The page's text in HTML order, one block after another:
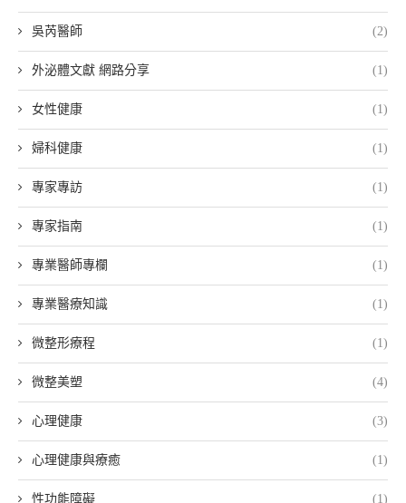
吳芮醫師 (2)
外泌體文獻 網路分享 (1)
女性健康 (1)
婦科健康 (1)
專家專訪 (1)
專家指南 (1)
專業醫師專欄 (1)
專業醫療知識 (1)
微整形療程 (1)
微整美塑 (4)
心理健康 (3)
心理健康與療癒 (1)
性功能障礙 (1)